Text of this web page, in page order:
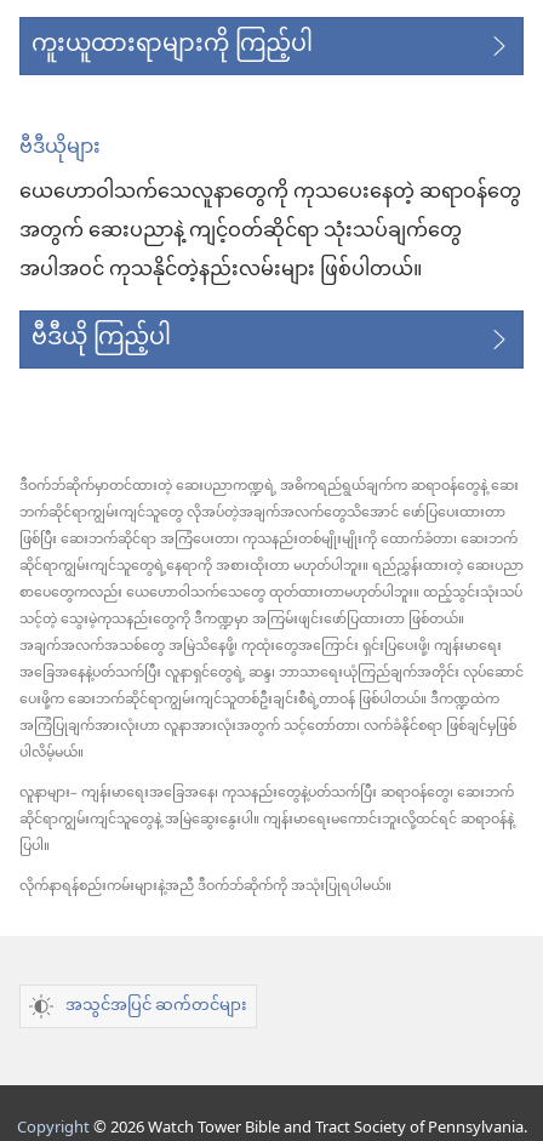
ကူးယူထားရာများကို ကြည့်ပါ
ဗီဒီယိုများ
ယေဟောဝါသက်သေလူနာတွေကို ကုသပေးနေတဲ့ ဆရာဝန်တွေ
အတွက် ဆေးပညာနဲ့ ကျင့်ဝတ်ဆိုင်ရာ သုံးသပ်ချက်တွေ
အပါအဝင် ကုသနိုင်တဲ့နည်းလမ်းများ ဖြစ်ပါတယ်။
ဗီဒီယို ကြည့်ပါ
ဒီဝက်ဘ်ဆိုက်မှာတင်ထားတဲ့ ဆေးပညာကဏ္ဍရဲ့ အဓိကရည်ရွယ်ချက်က ဆရာဝန်တွေနဲ့ ဆေး
ဘက်ဆိုင်ရာကျွမ်းကျင်သူတွေ လိုအပ်တဲ့အချက်အလက်တွေသိအောင် ဖော်ပြပေးထားတာ
ဖြစ်ပြီး ဆေးဘက်ဆိုင်ရာ အကြံပေးတာ၊ ကုသနည်းတစ်မျိုးမျိုးကို ထောက်ခံတာ၊ ဆေးဘက်
ဆိုင်ရာကျွမ်းကျင်သူတွေရဲ့နေရာကို အစားထိုးတာ မဟုတ်ပါဘူး။ ရည်ညွှန်းထားတဲ့ ဆေးပညာ
စာပေတွေကလည်း ယေဟောဝါသက်သေတွေ ထုတ်ထားတာမဟုတ်ပါဘူး။ ထည့်သွင်းသုံးသပ်
သင့်တဲ့ သွေးမဲ့ကုသနည်းတွေကို ဒီကဏ္ဍမှာ အကြမ်းဖျင်းဖော်ပြထားတာ ဖြစ်တယ်။
အချက်အလက်အသစ်တွေ အမြဲသိနေဖို့၊ ကုထုံးတွေအကြောင်း ရှင်းပြပေးဖို့၊ ကျန်းမာရေး
အခြေအနေနဲ့ပတ်သက်ပြီး လူနာရှင်တွေရဲ့ ဆန္ဒ၊ ဘာသာရေးယုံကြည်ချက်အတိုင်း လုပ်ဆောင်
ပေးဖို့က ဆေးဘက်ဆိုင်ရာကျွမ်းကျင်သူတစ်ဦးချင်းစီရဲ့တာဝန် ဖြစ်ပါတယ်။ ဒီကဏ္ဍထဲက
အကြံပြုချက်အားလုံးဟာ လူနာအားလုံးအတွက် သင့်တော်တာ၊ လက်ခံနိုင်စရာ ဖြစ်ချင်မှဖြစ်
ပါလိမ့်မယ်။
လူနာများ– ကျန်းမာရေးအခြေအနေ၊ ကုသနည်းတွေနဲ့ပတ်သက်ပြီး ဆရာဝန်တွေ၊ ဆေးဘက်
ဆိုင်ရာကျွမ်းကျင်သူတွေနဲ့ အမြဲဆွေးနွေးပါ။ ကျန်းမာရေးမကောင်းဘူးလို့ထင်ရင် ဆရာဝန်နဲ့
ပြပါ။
လိုက်နာရန်စည်းကမ်းများနဲ့အညီ ဒီဝက်ဘ်ဆိုက်ကို အသုံးပြုရပါမယ်။
အသွင်အပြင် ဆက်တင်များ
Copyright© 2026 Watch Tower Bible and Tract Society of Pennsylvania.